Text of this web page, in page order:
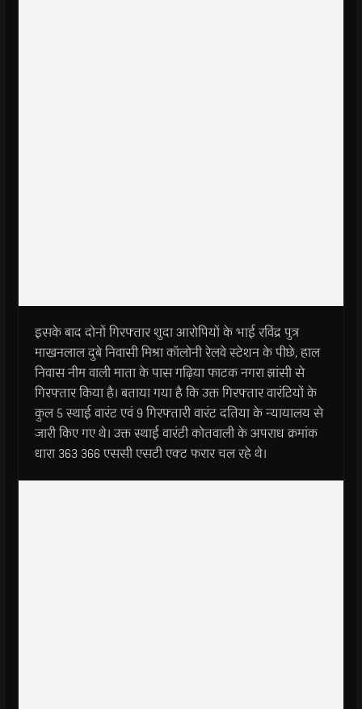
इसके बाद दोनों गिरफ्तार शुदा आरोपियों के भाई रविंद्र पुत्र
माखनलाल दुबे निवासी मिश्रा कॉलोनी रेलवे स्टेशन के पीछे, हाल
निवास नीम वाली माता के पास गढ़िया फाटक नगरा झांसी से
गिरफ्तार किया है। बताया गया है कि उक्त गिरफ्तार वारंटियों के
कुल 5 स्थाई वारंट एवं 9 गिरफ्तारी वारंट दतिया के न्यायालय से
जारी किए गए थे। उक्त स्थाई वारंटी कोतवाली के अपराध क्रमांक
धारा 363 366 एससी एसटी एक्ट फरार चल रहे थे।